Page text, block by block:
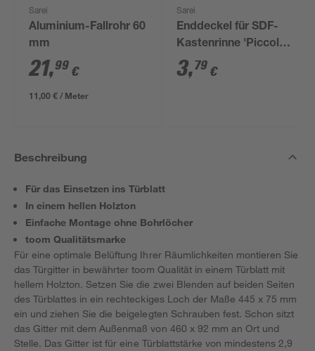
Sarei
Aluminium-Fallrohr 60
mm
21,99 €
11,00 € / Meter
Sarei
Enddeckel für SDF-
Kastenrinne 'Piccolo'
silber RG 70
3,79 €
Beschreibung
Für das Einsetzen ins Türblatt
In einem hellen Holzton
Einfache Montage ohne Bohrlöcher
toom Qualitätsmarke
Für eine optimale Belüftung Ihrer Räumlichkeiten montieren Sie
das Türgitter in bewährter toom Qualität in einem Türblatt mit
hellem Holzton. Setzen Sie die zwei Blenden auf beiden Seiten
des Türblattes in ein rechteckiges Loch der Maße 445 x 75 mm
ein und ziehen Sie die beigelegten Schrauben fest. Schon sitzt
das Gitter mit dem Außenmaß von 460 x 92 mm an Ort und
Stelle. Das Gitter ist für eine Türblattstärke von mindestens 2,9